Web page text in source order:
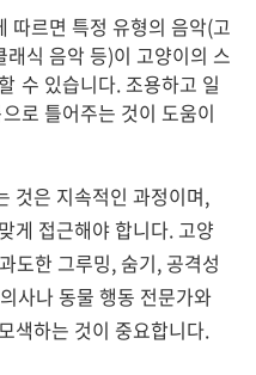
따르면 특정 유형의 음악(고
식 음악 등)이 고양이의 스
수 있습니다. 조용하고 일
로 틀어주는 것이 도움이
것은 지속적인 과정이며,
게 접근해야 합니다. 고양
도한 그루밍, 숨기, 공격성
사나 동물 행동 전문가와
색하는 것이 중요합니다.